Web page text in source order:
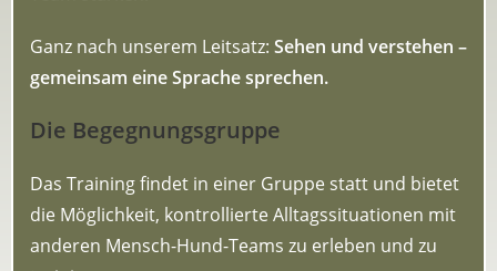
Ganz nach unserem Leitsatz: Sehen und verstehen –
gemeinsam eine Sprache sprechen.
Die Begegnungsgruppe
Das Training findet in einer Gruppe statt und bietet
die Möglichkeit, kontrollierte Alltagssituationen mit
anderen Mensch-Hund-Teams zu erleben und zu